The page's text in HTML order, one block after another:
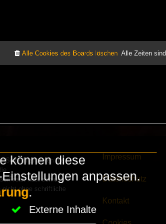
Alle Zeiten sind
Alle Cookies des Boards löschen
Seite finanzieren die
habt schickt
nicht ohne schriftliche
Impressum
Datenschutz
Kontakt
können diese
anpassen.
.
Externe Inhalte